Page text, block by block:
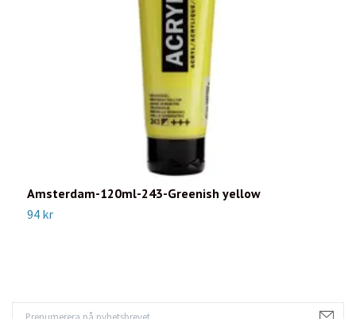
Amsterdam-120ml-243-Greenish yellow
94 kr